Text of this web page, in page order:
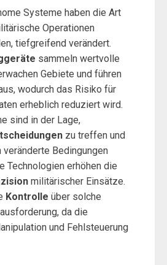
Systeme haben die Art
Operationen
tiefgreifend verändert.
sammeln wertvolle
Gebiete und führen
wodurch das Risiko für
erheblich reduziert wird.
sind in der Lage,
zu treffen und
veränderte Bedingungen
Technologien erhöhen die
militärischer Einsätze.
Kontrolle über solche
da die
und Fehlsteuerung